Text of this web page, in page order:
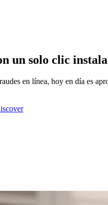
un solo clic
en línea, hoy en día es